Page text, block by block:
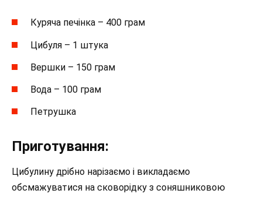
Куряча печінка – 400 грам
Цибуля – 1 штука
Вершки – 150 грам
Вода – 100 грам
Петрушка
Приготування:
Цибулину дрібно нарізаємо і викладаємо
обсмажуватися на сковорідку з соняшниковою